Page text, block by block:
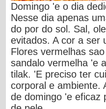
Domingo 'e o dia
Nesse dia apenas
do por do sol. Sal,
evitados. A cor a ser
Flores vermelhas
sandalo vermelha 'e
tilak. 'E preciso ter
corporal e ambiente.
de domingo 'e eficaz